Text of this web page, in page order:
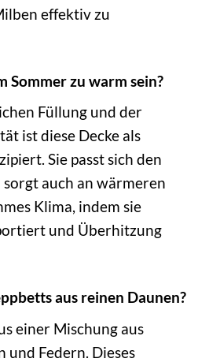
effektiv zu
Sommer zu warm sein?
Füllung und der
ist diese Decke als
Sie passt sich den
auch an wärmeren
Klima, indem sie
und Überhitzung
aus reinen Daunen?
einer Mischung aus
und Federn. Dieses